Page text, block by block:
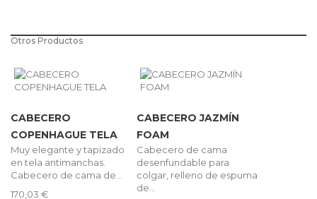
Otros Productos
CABECERO
COPENHAGUE TELA
Muy elegante y tapizado
en tela antimanchas.
Cabecero de cama de...
170,03 €
CABECERO JAZMÍN
FOAM
Cabecero de cama
desenfundable para
colgar, relleno de espuma
de...